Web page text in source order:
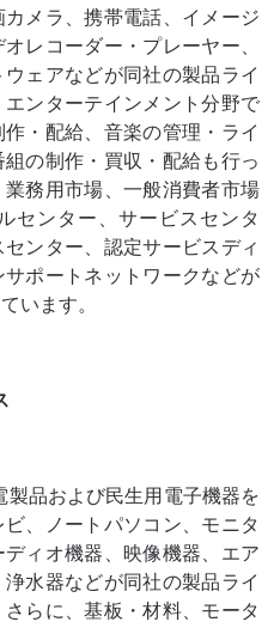
メラ、携帯電話、イメージ
レコーダー・プレーヤー、
ェアなどが同社の製品ライ
ンターテインメント分野で
・配給、音楽の管理・ライ
の制作・買収・配給も行っ
務用市場、一般消費者市場
センター、サービスセンタ
ンター、認定サービスディ
ポートネットワークなどが
います。
製品および民生用電子機器を
、ノートパソコン、モニタ
ィオ機器、映像機器、エア
水器などが同社の製品ライ
らに、基板・材料、モータ